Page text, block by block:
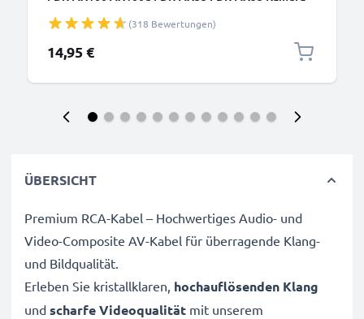
(318 Bewertungen)
14,95 €
ÜBERSICHT
Premium RCA-Kabel – Hochwertiges Audio- und
Video-Composite AV-Kabel für überragende Klang-
und Bildqualität.
Erleben Sie kristallklaren, hochauflösenden Klang
und scharfe Videoqualität mit unserem